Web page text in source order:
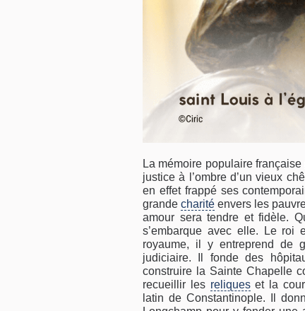
La mémoire populaire
justice à l’ombre d’un vieux
en effet frappé ses
grande charité envers les
amour sera tendre et fidèle.
s’embarque avec elle. Le roi
royaume, il y entreprend de
judiciaire. Il fonde des
construire la Sainte Chapelle
recueillir les reliqueset la
latin de Constantinople. Il